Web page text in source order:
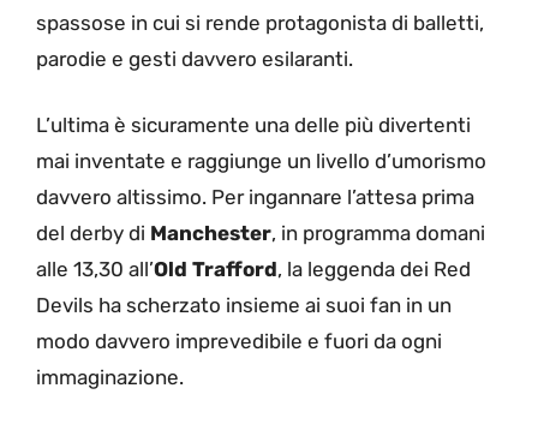
spassose in cui si rende protagonista di balletti,
parodie e gesti davvero esilaranti.
L’ultima è sicuramente una delle più divertenti
mai inventate e raggiunge un livello d’umorismo
davvero altissimo. Per ingannare l’attesa prima
del derby di Manchester, in programma domani
alle 13,30 all’Old Trafford, la leggenda dei Red
Devils ha scherzato insieme ai suoi fan in un
modo davvero imprevedibile e fuori da ogni
immaginazione.